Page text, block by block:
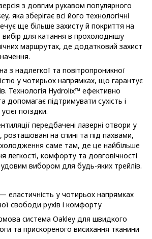
з довгим рукавом популярного
яка зберігає всі його технологічні
ще більше захисту й покриття на
вибір для катання в прохолоднішу
маршрутах, де додатковий захист
з надлегкої та повітропроникної
у чотирьох напрямках, що гарантує
Технологія Hydrolix™ ефективно
допомагає підтримувати сухість і
поїздки.
передбачені лазерні отвори у
на спині та під пахвами,
саме там, де це найбільше
легкості, комфорту та довговічності
вибором для будь-яких трейлів.
— еластичність у чотирьох напрямках
свободи рухів і комфорту
система Oakley для швидкого
та прискореного висихання тканини